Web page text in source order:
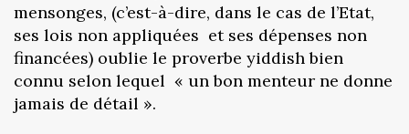
mensonges, (c’est-à-dire, dans le cas de l’Etat,
ses lois non appliquées et ses dépenses non
financées) oublie le proverbe yiddish bien
connu selon lequel « un bon menteur ne donne
jamais de détail ».